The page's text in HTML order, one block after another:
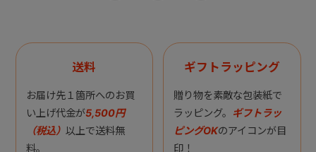
送料
お届け先１箇所へのお買
い上げ代金が5,500円
（税込） 以上で送料無
料。
ギフトラッピング
贈り物を素敵な包装紙で
ラッピング。 ギフトラッ
ピングOKのアイコンが目
印！